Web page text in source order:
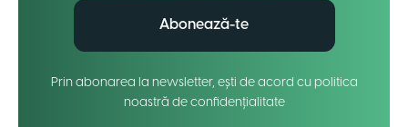
Abonează-te
Prin abonarea la newsletter, ești de acord cu politica
noastră de confidențialitate